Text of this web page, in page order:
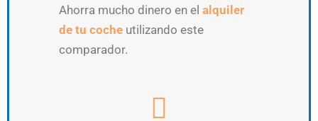
Ahorra mucho dinero en el alquiler
de tu coche utilizando este
comparador.